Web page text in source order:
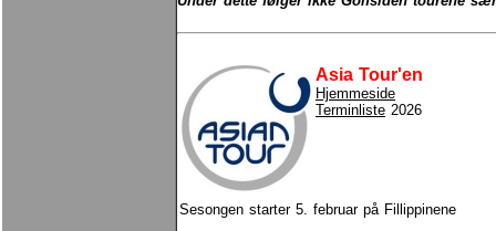
Asia Tour'en
Hjemmeside
Terminliste 2026
Sesongen starter 5. februar på Fillippinene